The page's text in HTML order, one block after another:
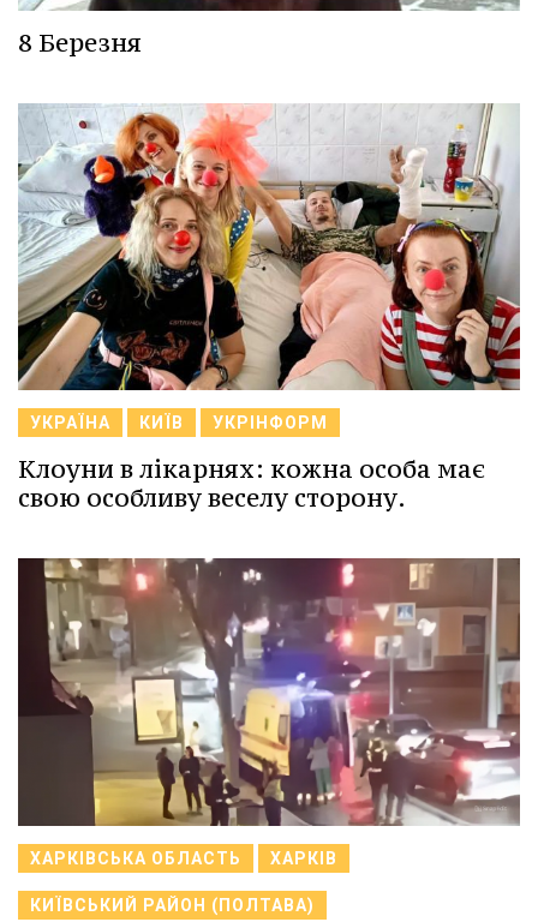
8 Березня
УКРАЇНА КИЇВ УКРІНФОРМ
Клоуни в лікарнях: кожна особа має
свою особливу веселу сторону.
ХАРКІВСЬКА ОБЛАСТЬ ХАРКІВ
КИЇВСЬКИЙ РАЙОН (ПОЛТАВА)